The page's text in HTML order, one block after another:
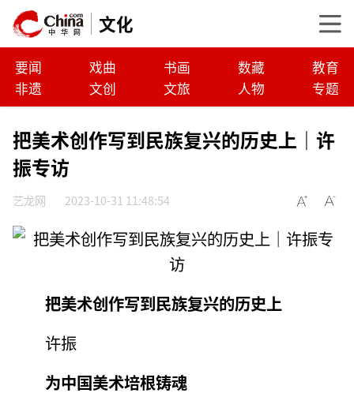
文化
要闻 戏曲 书画 数藏
教育
非遗
文创 文旅 人物 专题
把美术创作写到民族复兴的历史上｜许
振专访
艺龙网 2023-10-31 11:48:54
把美术创作写到民族复兴的历史上
许振
为中国美术培根铸魂